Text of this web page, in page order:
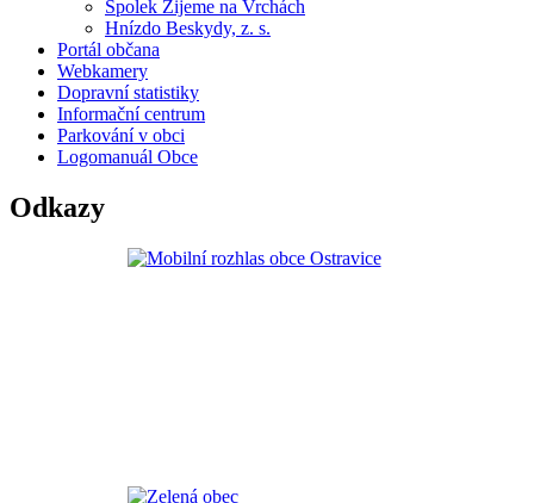
Spolek Žijeme na Vrchách
Hnízdo Beskydy, z. s.
Portál občana
Webkamery
Dopravní statistiky
Informační centrum
Parkování v obci
Logomanuál Obce
Odkazy